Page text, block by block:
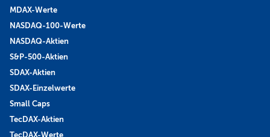
MDAX-Werte
NASDAQ-100-Werte
NASDAQ-Aktien
S&P-500-Aktien
SDAX-Aktien
SDAX-Einzelwerte
Small Caps
TecDAX-Aktien
TecDAX-Werte